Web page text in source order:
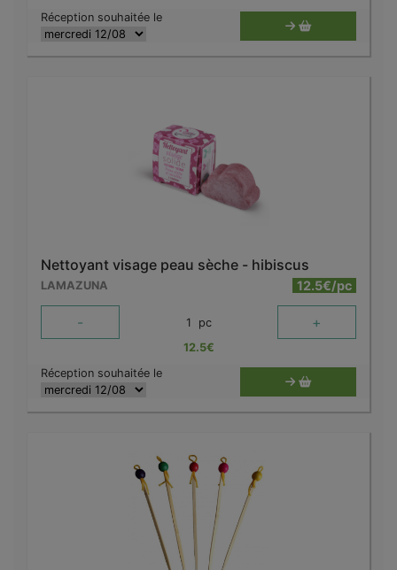
Réception souhaitée le
Nettoyant visage peau sèche - hibiscus
LAMAZUNA 12.5€/pc
- 1 pc +
12.5€
Réception souhaitée le